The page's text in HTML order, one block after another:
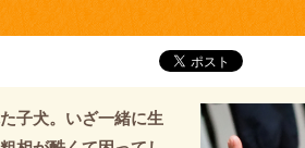
子犬。いざ一緒に生